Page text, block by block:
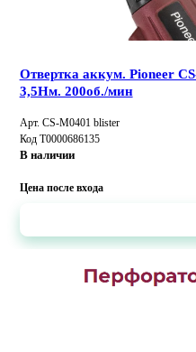
Отвертка аккум. Pioneer
3,5Нм. 200об./мин
Арт. CS-M0401 blister
Код Т0000686135
В наличии
Цена после входа